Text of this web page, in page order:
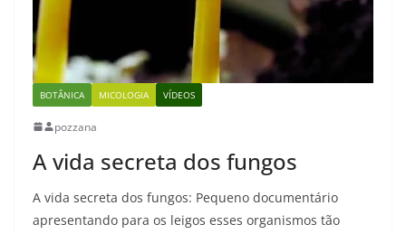
BOTÂNICA MICOLOGIA VÍDEOS
pozzana
A vida secreta dos fungos
A vida secreta dos fungos: Pequeno documentário
apresentando para os leigos esses organismos tão